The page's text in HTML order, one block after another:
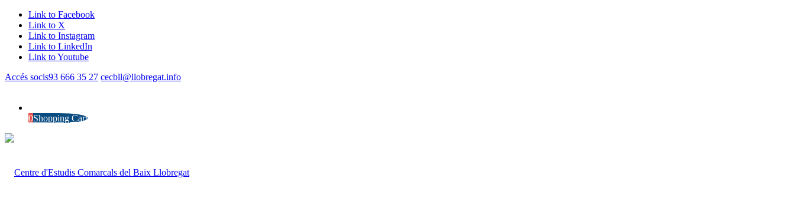
Link to Facebook
Link to X
Link to Instagram
Link to LinkedIn
Link to Youtube
Accés socis93 666 35 27 cecbll@llobregat.info
0Shopping Cart